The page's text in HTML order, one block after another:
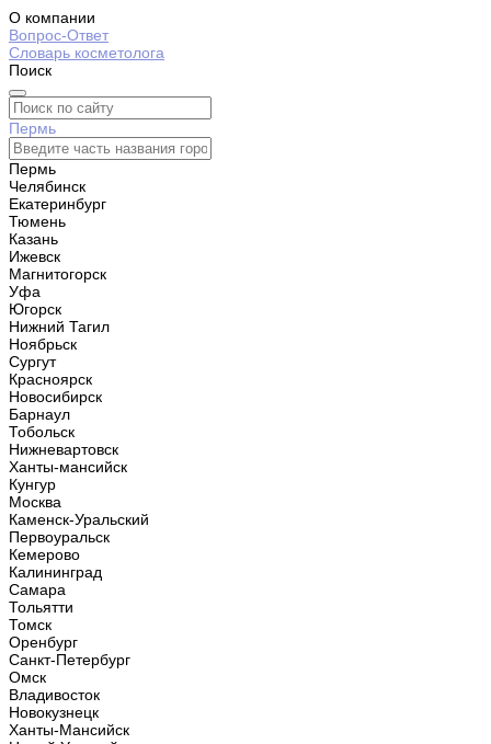
О компании
Вопрос-Ответ
Словарь косметолога
Поиск
Пермь
Пермь
Челябинск
Екатеринбург
Тюмень
Казань
Ижевск
Магнитогорск
Уфа
Югорск
Нижний Тагил
Ноябрьск
Сургут
Красноярск
Новосибирск
Барнаул
Тобольск
Нижневартовск
Ханты-мансийск
Кунгур
Москва
Каменск-Уральский
Первоуральск
Кемерово
Калининград
Самара
Тольятти
Томск
Оренбург
Санкт-Петербург
Омск
Владивосток
Новокузнецк
Ханты-Мансийск